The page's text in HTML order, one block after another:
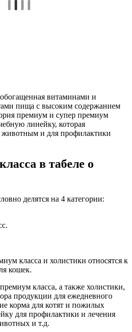
витаминами и
пища с высоким содержанием
премиум и супер премиум
линейку, которая
животным и для профилактики
в табеле о
делятся на 4 категории:
класса и холистики относятся к
кошек.
класса, а также холистики,
продукции для ежедневного
корма для котят и пожилых
для профилактики и лечения
и т.д.